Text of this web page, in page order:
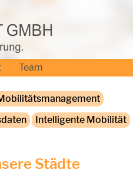
Team
Intelligente Mobilität
Städte